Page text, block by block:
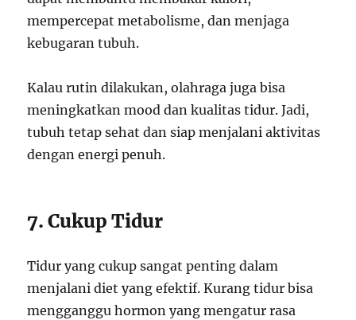
mempercepat metabolisme, dan menjaga
kebugaran tubuh.
Kalau rutin dilakukan, olahraga juga bisa
meningkatkan mood dan kualitas tidur. Jadi,
tubuh tetap sehat dan siap menjalani aktivitas
dengan energi penuh.
7. Cukup Tidur
Tidur yang cukup sangat penting dalam
menjalani diet yang efektif. Kurang tidur bisa
mengganggu hormon yang mengatur rasa